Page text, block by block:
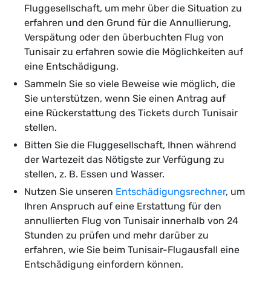
Fluggesellschaft, um mehr über die Situation zu
erfahren und den Grund für die Annullierung,
Verspätung oder den überbuchten Flug von
Tunisair zu erfahren sowie die Möglichkeiten auf
eine Entschädigung.
Sammeln Sie so viele Beweise wie möglich, die
Sie unterstützen, wenn Sie einen Antrag auf
eine Rückerstattung des Tickets durch Tunisair
stellen.
Bitten Sie die Fluggesellschaft, Ihnen während
der Wartezeit das Nötigste zur Verfügung zu
stellen, z. B. Essen und Wasser.
Nutzen Sie unseren Entschädigungsrechner, um
Ihren Anspruch auf eine Erstattung für den
annullierten Flug von Tunisair innerhalb von 24
Stunden zu prüfen und mehr darüber zu
erfahren, wie Sie beim Tunisair-Flugausfall eine
Entschädigung einfordern können.